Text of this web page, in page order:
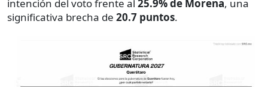
intención del voto frente al 25.9% de Morena, una
significativa brecha de 20.7 puntos.